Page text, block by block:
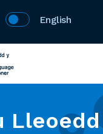
English
Lleoedd